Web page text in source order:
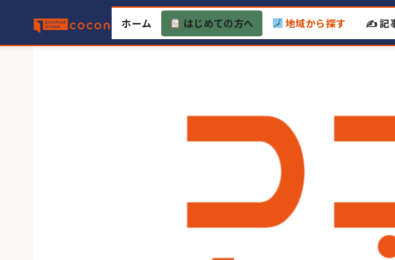
content
ホーム はじめての方へ 地域から探す ✍️ 記